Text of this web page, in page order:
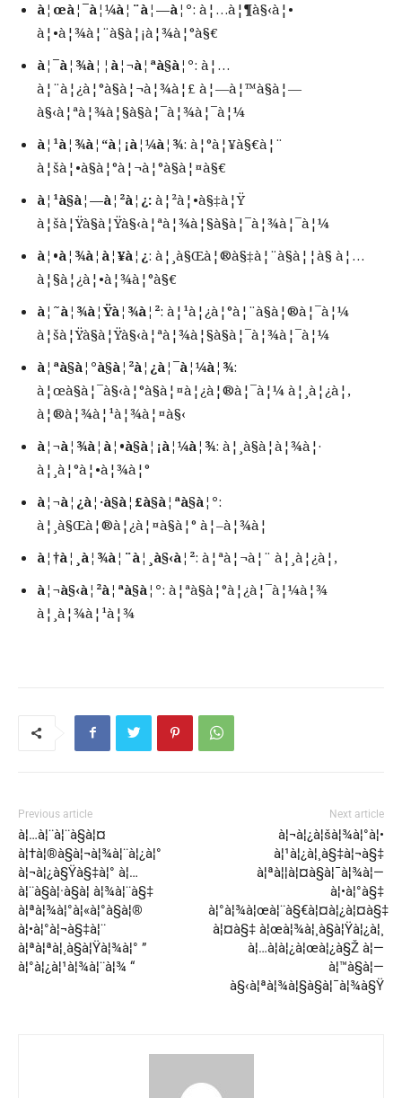
à¦œà¦¯à¦¼à¦¨à¦—à¦°: à¦…à¦¶à§‹à¦•
à¦•à¦¾à¦¨à§à¦¡à¦¾à¦°à§€
à¦¯à¦¾à¦¦à¦¬à¦ªà§à¦°: à¦…
à¦¨à¦¿à¦°à§à¦¬à¦¾à¦£ à¦—à¦™à§à¦—
à§‹à¦ªà¦¾à¦§à§à¦¯à¦¾à¦¯à¦¼
à¦¹à¦¾à¦“à¦¡à¦¼à¦¾: à¦°à¦¥à§€à¦¨
à¦šà¦•à§à¦°à¦¬à¦°à§à¦¤à§€
à¦¹à§à¦—à¦²à¦¿: à¦²à¦•à§‡à¦Ÿ
à¦šà¦Ÿà§à¦Ÿà§‹à¦ªà¦¾à¦§à§à¦¯à¦¾à¦¯à¦¼
à¦•à¦¾à¦à¦¥à¦¿: à¦¸à§Œà¦®à§‡à¦¨à§à¦¦à§ à¦…
à¦§à¦¿à¦•à¦¾à¦°à§€
à¦˜à¦¾à¦Ÿà¦¾à¦²: à¦¹à¦¿à¦°à¦¨à§à¦®à¦¯à¦¼
à¦šà¦Ÿà§à¦Ÿà§‹à¦ªà¦¾à¦§à§à¦¯à¦¾à¦¯à¦¼
à¦ªà§à¦°à§à¦²à¦¿à¦¯à¦¼à¦¾:
à¦œà§à¦¯à§‹à¦°à§à¦¤à¦¿à¦®à¦¯à¦¼ à¦¸à¦¿à¦‚
à¦®à¦¾à¦¹à¦¾à¦¤à§‹
à¦¬à¦¾à¦à¦•à§à¦¡à¦¼à¦¾: à¦¸à§à¦­à¦¾à¦·
à¦¸à¦°à¦•à¦¾à¦°
à¦¬à¦¿à¦·à§à¦£à§à¦ªà§à¦°:
à¦¸à§Œà¦®à¦¿à¦¤à§à¦° à¦–à¦¾à¦
à¦†à¦¸à¦¾à¦¨à¦¸à§‹à¦²: à¦ªà¦¬à¦¨ à¦¸à¦¿à¦‚
à¦¬à§‹à¦²à¦ªà§à¦°: à¦ªà§à¦°à¦¿à¦¯à¦¼à¦¾
à¦¸à¦¾à¦¹à¦¾
Previous article
à¦…à¦¨à¦¨à§à¦¤
à¦†à¦®à§à¦¬à¦¾à¦¨à¦¿à¦°
à¦¬à¦¿à§Ÿà§‡à¦° à¦…
à¦¨à§à¦·à§à¦ à¦¾à¦¨à§‡
à¦ªà¦¾à¦°à¦«à¦°à§à¦®
à¦•à¦°à¦¬à§‡à¦¨
à¦ªà¦ªà¦¸à§à¦Ÿà¦¾à¦° ”
à¦°à¦¿à¦¹à¦¾à¦¨à¦¾ “
Next article
à¦¬à¦¿à¦šà¦¾à¦°à¦•
à¦¹à¦¿à¦¸à§‡à¦¬à§‡
à¦ªà¦¦à¦¤à§à¦¯à¦¾à¦—
à¦•à¦°à§‡
à¦°à¦¾à¦œà¦¨à§€à¦¤à¦¿à¦¤à§‡
à¦¤à§‡ à¦œà¦¾à¦¸à§à¦Ÿà¦¿à¦¸
à¦…à¦­à¦¿à¦œà¦¿à§Ž à¦—
à¦™à§à¦—
à§‹à¦ªà¦¾à¦§à§à¦¯à¦¾à§Ÿ